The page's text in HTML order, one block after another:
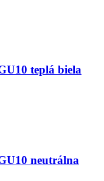
teplá biela
neutrálna